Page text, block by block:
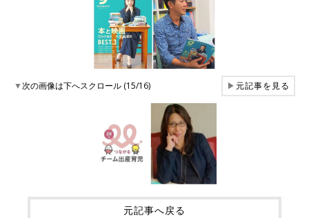
▼次の画像は下へスクロール (15/16) ▶元記事を見る
元記事へ戻る